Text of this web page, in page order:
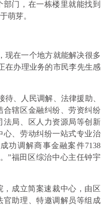
门，在一栋楼里就能找到
萌芽。
现在一个地方就能解决很多
在办理业务的市民李先生感
待、人民调解、法律援助、
合辖区金融纠纷、劳资纠纷
法局、区人力资源局等创新
心、劳动纠纷一站式专业治
功调解商事金融案件7138
”福田区综治中心主任钟宇
成立简案速裁中心，由区
官助理、特邀调解员等组成